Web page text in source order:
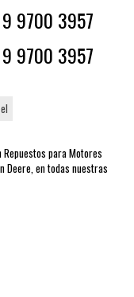
9700 3957
9700 3957
para Motores
Deere, en todas nuestras